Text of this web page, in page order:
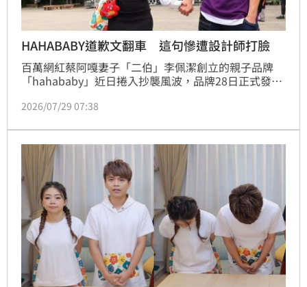
HAHABABY道歉文翻車 這句慘遭設計師打臉
百萬網紅蔡阿嘎妻子「二伯」李佩潔創立的親子品牌
「hahababy」近日捲入抄襲風波，品牌28日正式發布
錄」，也宣布未來將透過影音內容公開設計流程，讓外
不過聲明曝光後，這句「未能完整保留設計與製作紀
錄」也引發網友怒火，更有設計師發文打臉，直言「不
可能」。
2026/07/29 07:38